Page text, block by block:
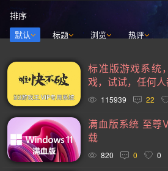
动作冒险(837)
独立(580) 单人(567)
开放世界(529)
休闲(526) 策略(521)
奇幻(371)
射击(365) 合作(349)
沙盒(339)
女性主角(332) 解谜
恐怖(304)
独立(299) 科幻(296)
暴力(277)
氛围(276)
2D(242)
可爱(233) 轻度 Rogue(223)
排序
默认 标题 浏览 热评
标准版游戏系统
戏，试试，任何
115939 22
满血版系统 至尊
载
820 0 0